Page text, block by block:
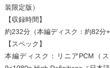
装限定版）
【収録時間】
約232分（本編ディスク：約82分
【スペック】
本編ディスク：リニアPCM（